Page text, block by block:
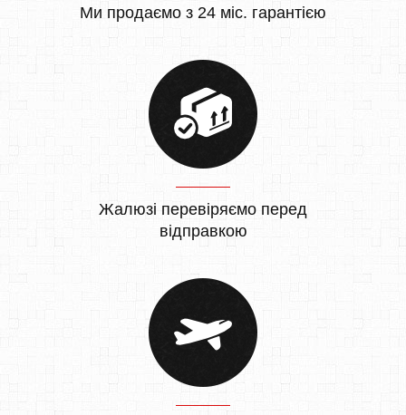
Ми продаємо з 24 міс. гарантією
Жалюзі перевіряємо перед
відправкою